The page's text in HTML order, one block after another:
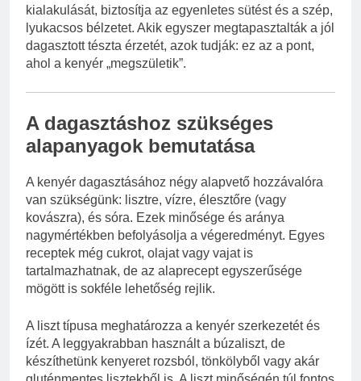
kialakulását, biztosítja az egyenletes sütést és a szép,
lyukacsos bélzetet. Akik egyszer megtapasztalták a jól
dagasztott tészta érzetét, azok tudják: ez az a pont,
ahol a kenyér „megszületik”.
A dagasztáshoz szükséges
alapanyagok bemutatása
A kenyér dagasztásához négy alapvető hozzávalóra
van szükségünk: lisztre, vízre, élesztőre (vagy
kovászra), és sóra. Ezek minősége és aránya
nagymértékben befolyásolja a végeredményt. Egyes
receptek még cukrot, olajat vagy vajat is
tartalmazhatnak, de az alaprecept egyszerűsége
mögött is sokféle lehetőség rejlik.
A liszt típusa meghatározza a kenyér szerkezetét és
ízét. A leggyakrabban használt a búzaliszt, de
készíthetünk kenyeret rozsból, tönkölyből vagy akár